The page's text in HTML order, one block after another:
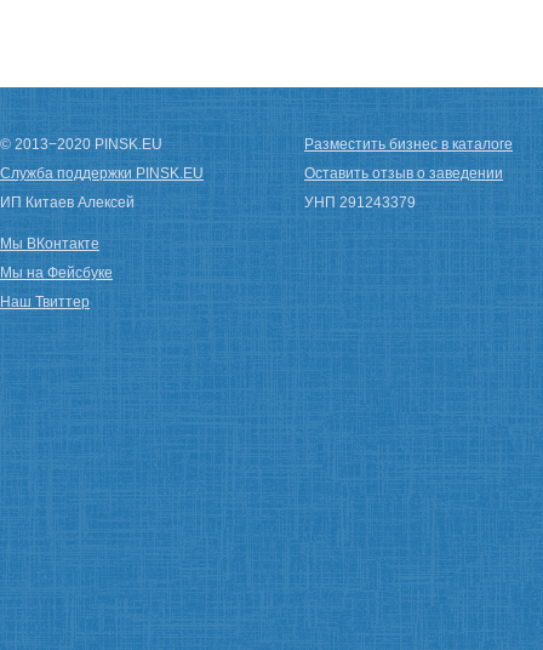
© 2013−2020 PINSK.EU
Служба поддержки PINSK.EU
ИП Китаев Алексей
Разместить бизнес в каталоге
Оставить отзыв о заведении
УНП 291243379
Мы ВКонтакте
Мы на Фейсбуке
Наш Твиттер